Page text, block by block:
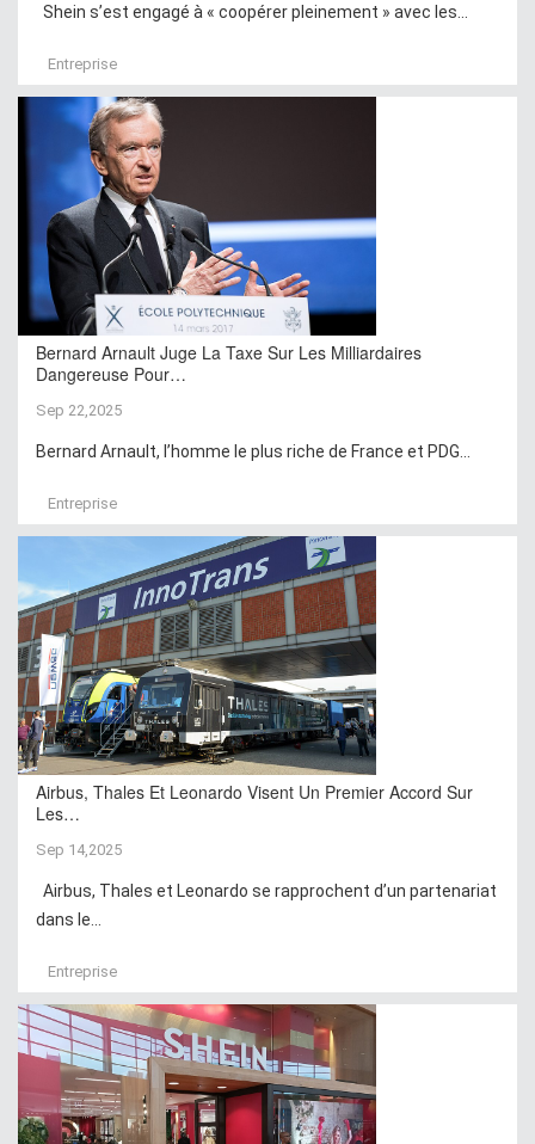
Shein s’est engagé à « coopérer pleinement » avec les...
Entreprise
Bernard Arnault Juge La Taxe Sur Les Milliardaires
Dangereuse Pour…
Sep 22,2025
Bernard Arnault, l’homme le plus riche de France et PDG...
Entreprise
Airbus, Thales Et Leonardo Visent Un Premier Accord Sur
Les…
Sep 14,2025
Airbus, Thales et Leonardo se rapprochent d’un partenariat
dans le...
Entreprise